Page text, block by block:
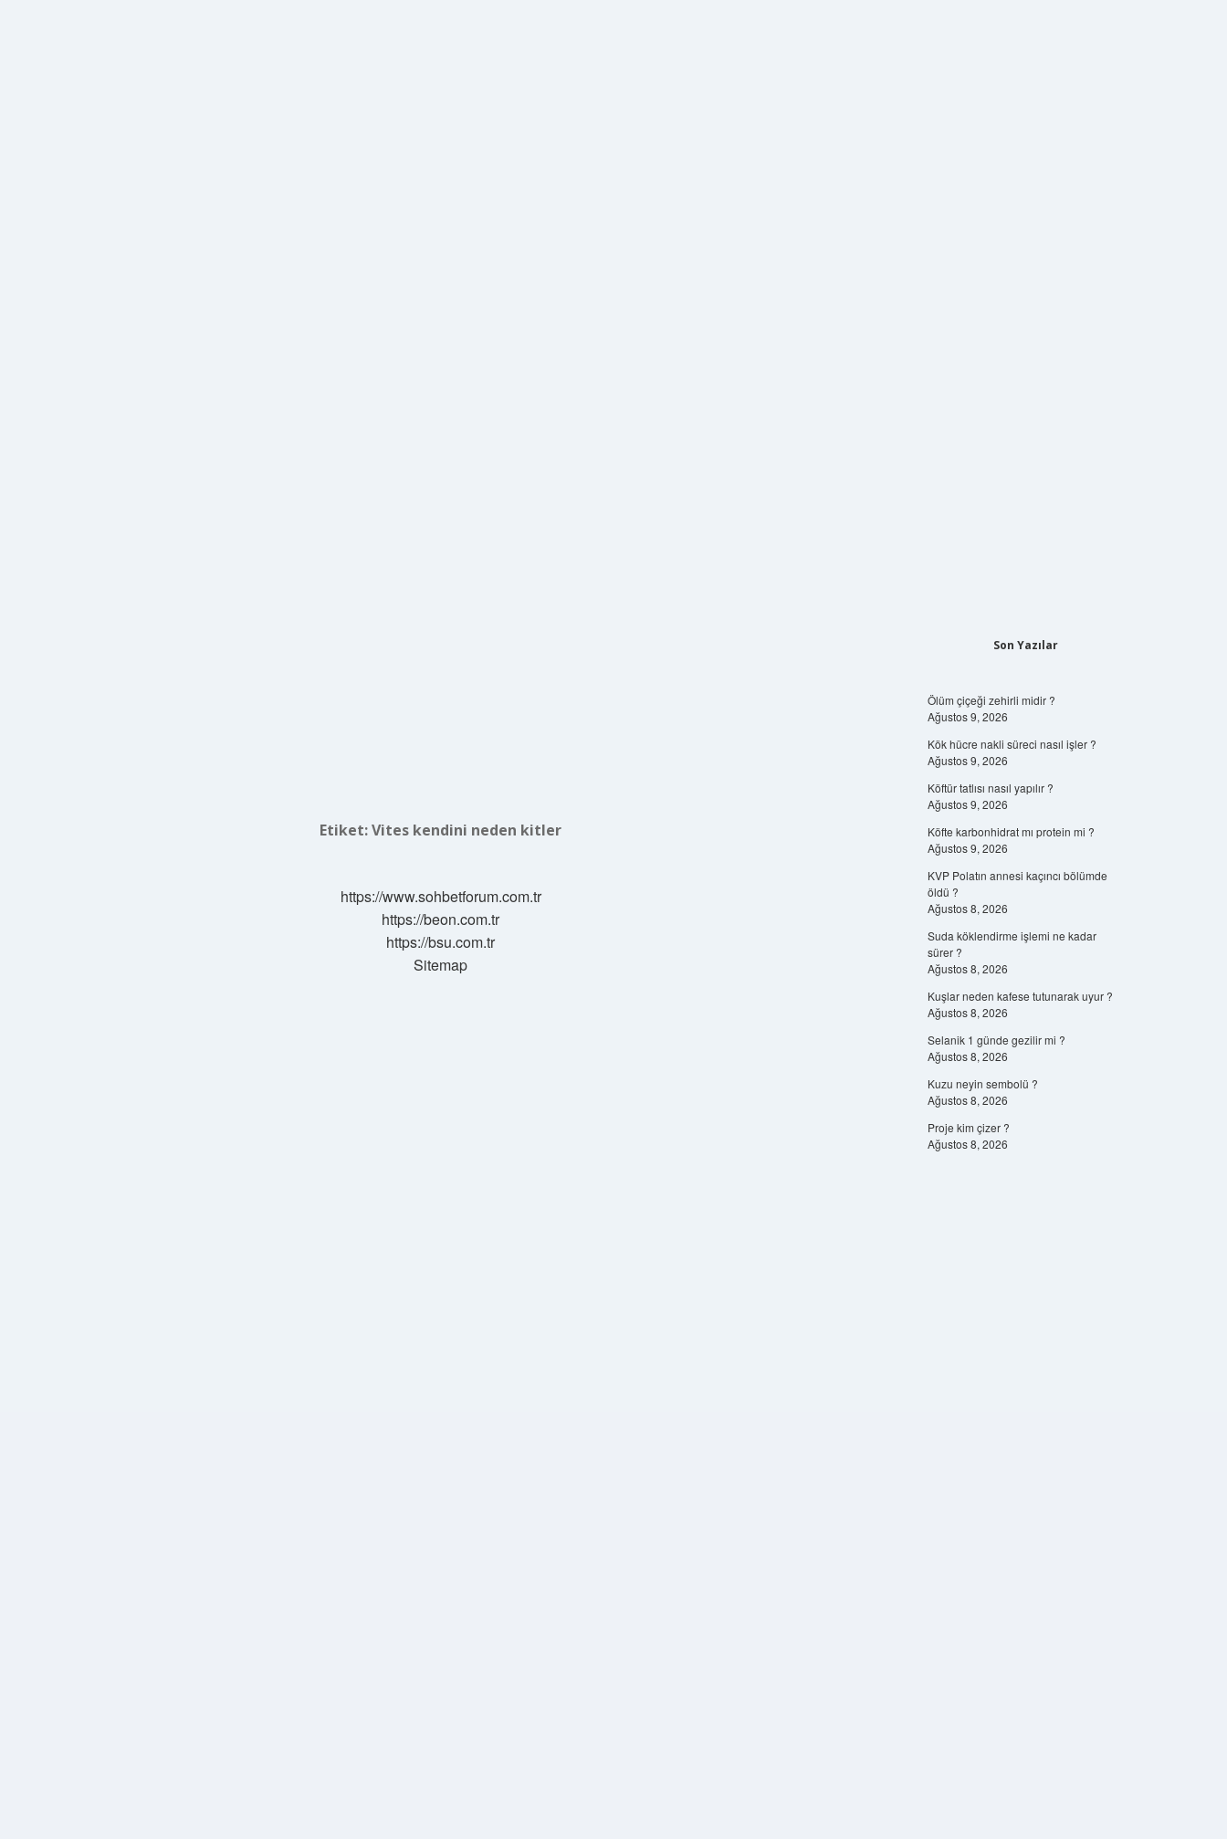
Etiket:Vites kendini neden kitler
https://www.sohbetforum.com.tr
https://beon.com.tr
https://bsu.com.tr
Sitemap
Son Yazılar
Ölüm çiçeği zehirli midir ?
Ağustos 9, 2026
Kök hücre nakli süreci nasıl işler ?
Ağustos 9, 2026
Köftür tatlısı nasıl yapılır ?
Ağustos 9, 2026
Köfte karbonhidrat mı protein mi ?
Ağustos 9, 2026
KVP Polatın annesi kaçıncı bölümde
öldü ?
Ağustos 8, 2026
Suda köklendirme işlemi ne kadar
sürer ?
Ağustos 8, 2026
Kuşlar neden kafese tutunarak uyur ?
Ağustos 8, 2026
Selanik 1 günde gezilir mi ?
Ağustos 8, 2026
Kuzu neyin sembolü ?
Ağustos 8, 2026
Proje kim çizer ?
Ağustos 8, 2026